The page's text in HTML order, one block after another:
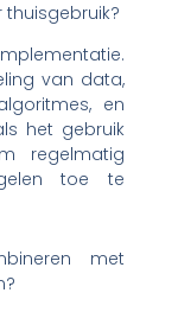
thuisgebruik?
van data,
en
het gebruik
regelmatig
toe te
met